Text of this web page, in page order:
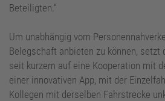
Beteiligten.“
Um unabhängig vom
Belegschaft anbieten zu können, setzt
seit kurzem auf eine Kooperation mit
einer innovativen App, mit der
Kollegen mit derselben Fahrstrecke